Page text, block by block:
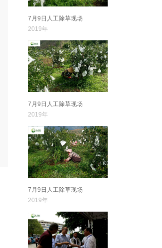
7月9日人工除草现场
2019年
7月9日人工除草现场
2019年
7月9日人工除草现场
2019年